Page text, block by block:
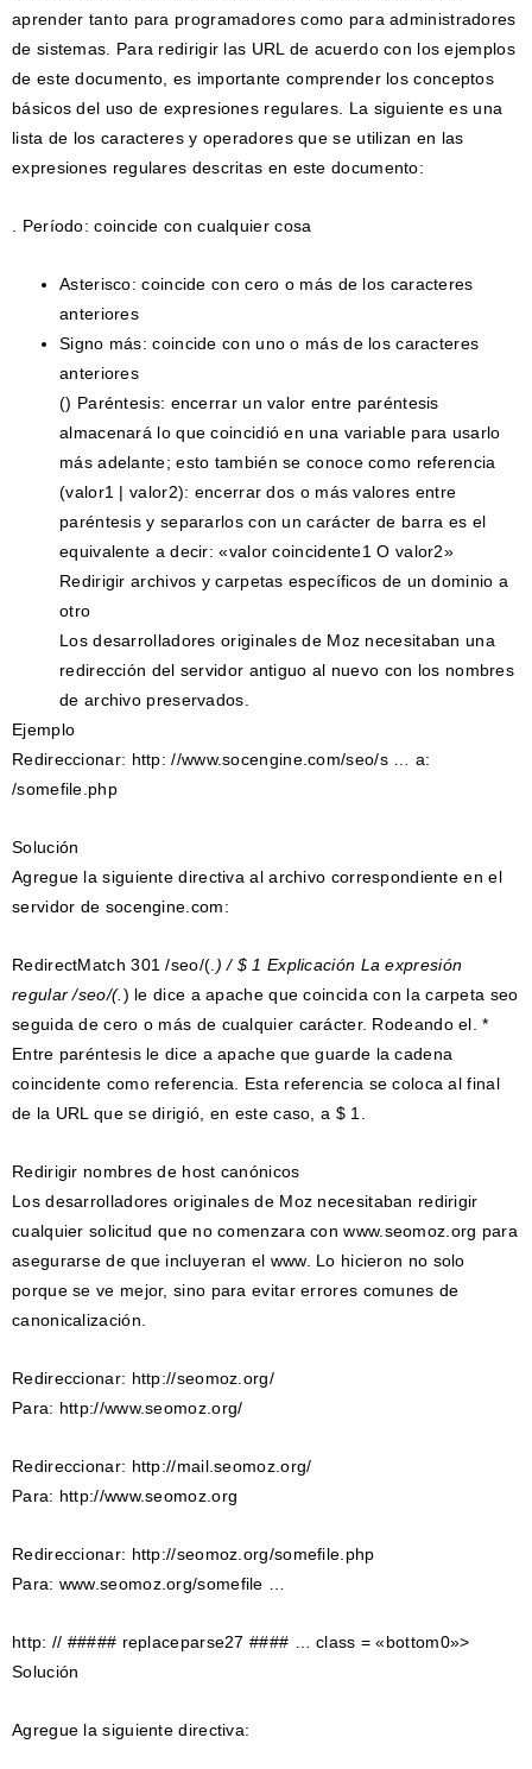
aprender tanto para programadores como para administradores
de sistemas. Para redirigir las URL de acuerdo con los ejemplos
de este documento, es importante comprender los conceptos
básicos del uso de expresiones regulares. La siguiente es una
lista de los caracteres y operadores que se utilizan en las
expresiones regulares descritas en este documento:
. Período: coincide con cualquier cosa
Asterisco: coincide con cero o más de los caracteres
anteriores
Signo más: coincide con uno o más de los caracteres
anteriores
() Paréntesis: encerrar un valor entre paréntesis
almacenará lo que coincidió en una variable para usarlo
más adelante; esto también se conoce como referencia
(valor1 | valor2): encerrar dos o más valores entre
paréntesis y separarlos con un carácter de barra es el
equivalente a decir: «valor coincidente1 O valor2»
Redirigir archivos y carpetas específicos de un dominio a
otro
Los desarrolladores originales de Moz necesitaban una
redirección del servidor antiguo al nuevo con los nombres
de archivo preservados.
Ejemplo
Redireccionar: http: //www.socengine.com/seo/s … a:
/somefile.php
Solución
Agregue la siguiente directiva al archivo correspondiente en el
servidor de socengine.com:
RedirectMatch 301 /seo/(. ) / $ 1 Explicación La expresión
regular /seo/(. ) le dice a apache que coincida con la carpeta seo
seguida de cero o más de cualquier carácter. Rodeando el. *
Entre paréntesis le dice a apache que guarde la cadena
coincidente como referencia. Esta referencia se coloca al final
de la URL que se dirigió, en este caso, a $ 1.
Redirigir nombres de host canónicos
Los desarrolladores originales de Moz necesitaban redirigir
cualquier solicitud que no comenzara con www.seomoz.org para
asegurarse de que incluyeran el www. Lo hicieron no solo
porque se ve mejor, sino para evitar errores comunes de
canonicalización.
Redireccionar: http://seomoz.org/
Para: http://www.seomoz.org/
Redireccionar: http://mail.seomoz.org/
Para: http://www.seomoz.org
Redireccionar: http://seomoz.org/somefile.php
Para: www.seomoz.org/somefile …
http: // ##### replaceparse27 #### … class = «bottom0»>
Solución
Agregue la siguiente directiva: